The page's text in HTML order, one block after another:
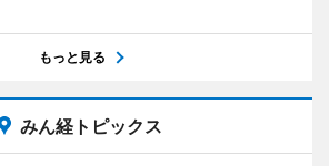
もっと見る
みん経トピックス